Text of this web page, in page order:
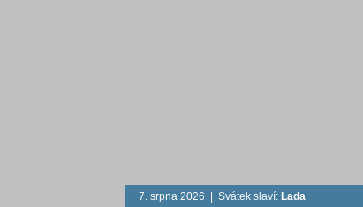
7. srpna 2026 | Svátek slaví: Lada